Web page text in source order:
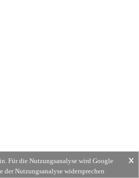
Für die Nutzungsanalyse wird Google
der Nutzungsanalyse widersprechen